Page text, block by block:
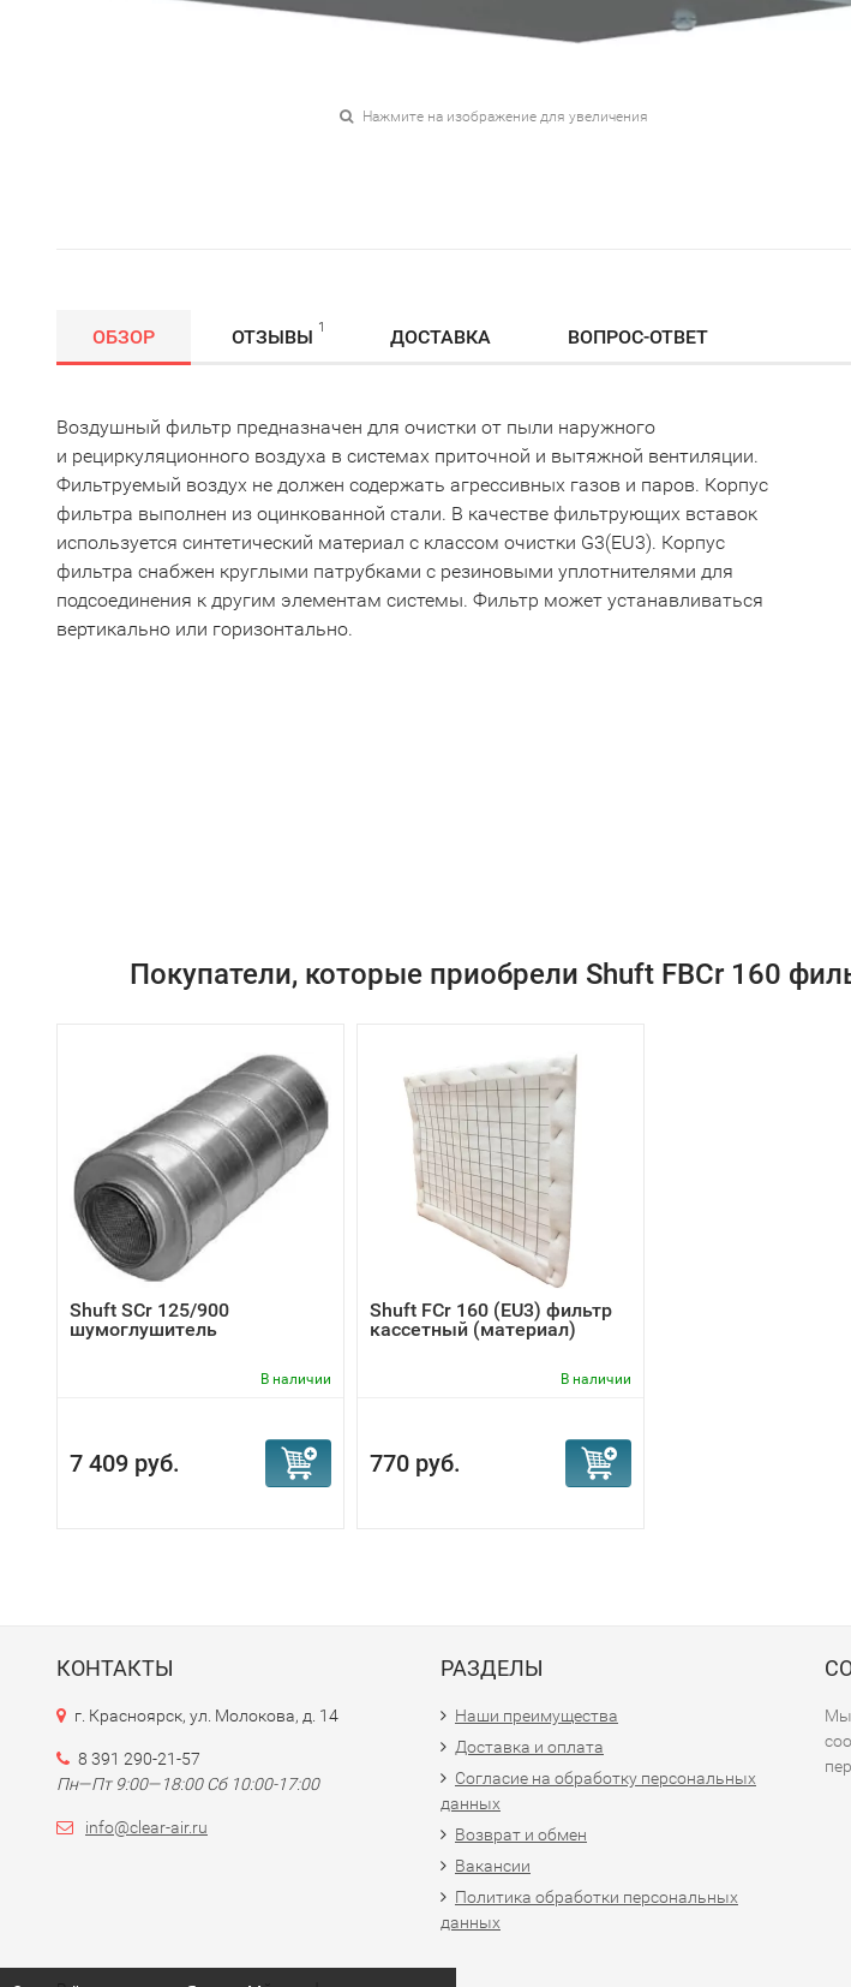
Нажмите на изображение для увеличения
ОБЗОР ОТЗЫВЫ 1 ДОСТАВКА ВОПРОС-ОТВЕТ
Воздушный фильтр предназначен для очистки от пыли наружного
и рециркуляционного воздуха в системах приточной и вытяжной вентиляции.
Фильтруемый воздух не должен содержать агрессивных газов и паров. Корпус
фильтра выполнен из оцинкованной стали. В качестве фильтрующих вставок
используется синтетический материал с классом очистки G3(EU3). Корпус
фильтра снабжен круглыми патрубками с резиновыми уплотнителями для
подсоединения к другим элементам системы. Фильтр может устанавливаться
вертикально или горизонтально.
Покупатели, которые приобрели Shuft FBCr 160
Shuft SCr 125/900
шумоглушитель
В наличии
7 409 руб.
Shuft FCr 160 (EU3) фильтр
кассетный (материал)
В наличии
770 руб.
КОНТАКТЫ
г. Красноярск, ул. Молокова, д. 14
8 391 290-21-57
Пн—Пт 9:00—18:00 Сб 10:00-17:00
info@clear-air.ru
РАЗДЕЛЫ
Наши преимущества
Доставка и оплата
Согласие на обработку персональных
данных
Возврат и обмен
Вакансии
Политика обработки персональных
данных
Мы